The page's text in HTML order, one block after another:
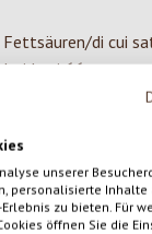
unserer
personalisierte
zu bieten. Für
öffnen Sie die
di cui
66 g
zuccheri <0,5 g
4,0 g
g